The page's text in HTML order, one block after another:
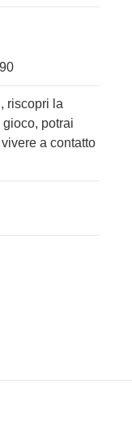
riscopri la
potrai
a contatto